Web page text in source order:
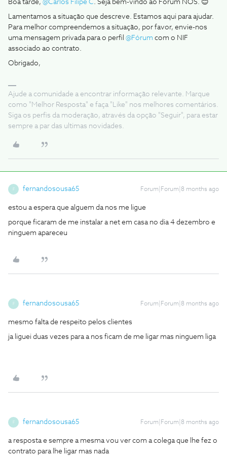
Boa tarde, ​ @Carlos Filipe C. Seja bem-vindo ao Fórum NOS. 😊
Lamentamos a situação que descreve. Estamos aqui para ajudar.
Para melhor compreendemos a situação, por favor, envie-nos
uma mensagem privada para o perfil ​ @Fórum com o NIF
associado ao contrato.
Obrigado,
Ajude a comunidade a encontrar informação relevante. Marque
como "Melhor Resposta" e faça "Like" nos melhores comentários.
Siga os perfis da moderação, através da opção "Seguir", para estar
sempre a par das ultimas novidades.
F fernandosousa65 Forum|Forum|8 months ago
estou a espera que alguem da nos me ligue
porque ficaram de me instalar a net em casa no dia 4 dezembro e
ninguem apareceu
F fernandosousa65 Forum|Forum|8 months ago
mesmo falta de respeito pelos clientes
ja liguei duas vezes para a nos ficam de me ligar mas ninguem liga
F fernandosousa65 Forum|Forum|8 months ago
a resposta e sempre a mesma vou ver com a colega que lhe fez o
contrato para lhe ligar mas nada